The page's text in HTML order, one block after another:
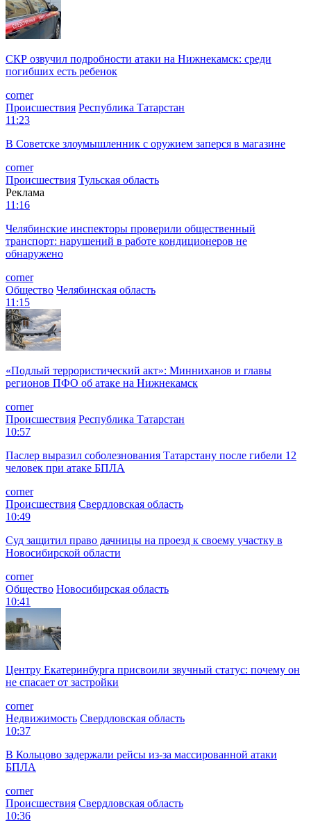
СКР озвучил подробности атаки на Нижнекамск: среди
погибших есть ребенок
corner
Происшествия Республика Татарстан
11:23
В Советске злоумышленник с оружием заперся в магазине
corner
Происшествия Тульская область
Реклама
11:16
Челябинские инспекторы проверили общественный
транспорт: нарушений в работе кондиционеров не
обнаружено
corner
Общество Челябинская область
11:15
«Подлый террористический акт»: Минниханов и главы
регионов ПФО об атаке на Нижнекамск
corner
Происшествия Республика Татарстан
10:57
Паслер выразил соболезнования Татарстану после гибели 12
человек при атаке БПЛА
corner
Происшествия Свердловская область
10:49
Суд защитил право дачницы на проезд к своему участку в
Новосибирской области
corner
Общество Новосибирская область
10:41
Центру Екатеринбурга присвоили звучный статус: почему он
не спасает от застройки
corner
Недвижимость Свердловская область
10:37
В Кольцово задержали рейсы из-за массированной атаки
БПЛА
corner
Происшествия Свердловская область
10:36